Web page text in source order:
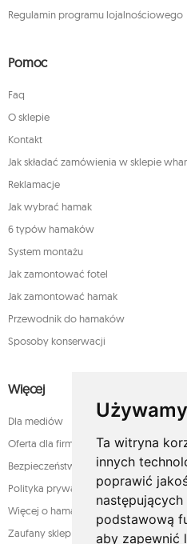
Ta witryna
innych
poprawić
następujących
podstawową
aby zapewnić
Regulamin programu lojalnościowego
Pomoc
Faq
O sklepie
Kontakt
Jak składać zamówienia w sklepie
Reklamacje
Jak wybrać hamak
6 typów hamaków
System montażu
Jak zamontować fotel
Jak zamontować hamak
Przewodnik do hamaków
Sposoby konserwacji
Więcej
Dla mediów
Oferta dla firm
Bezpieczeństwo płatności
Polityka prywatności
Więcej o hamakach
Zaufany sklep